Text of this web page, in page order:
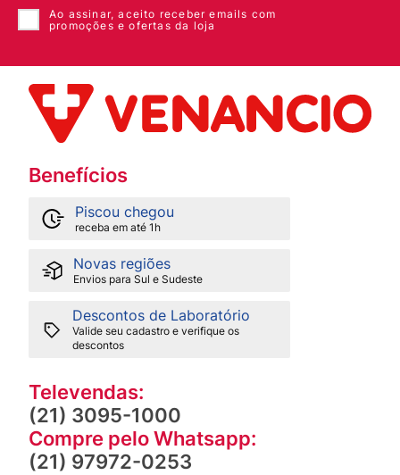
Ao assinar, aceito receber emails com
promoções e ofertas da loja
Benefícios
Piscou chegou
receba em até 1h
Novas regiões
Envios para Sul e Sudeste
Descontos de Laboratório
Valide seu cadastro e verifique os
descontos
Televendas:
(21) 3095-1000
Compre pelo Whatsapp:
(21) 97972-0253